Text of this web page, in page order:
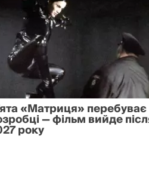
«Матриця»
— фільм вийде
року